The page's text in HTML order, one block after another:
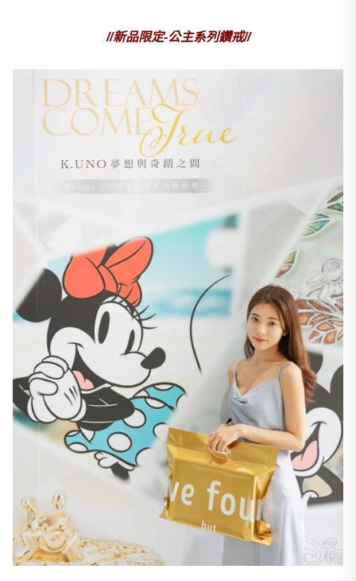
//新品限定-公主系列鑽戒//